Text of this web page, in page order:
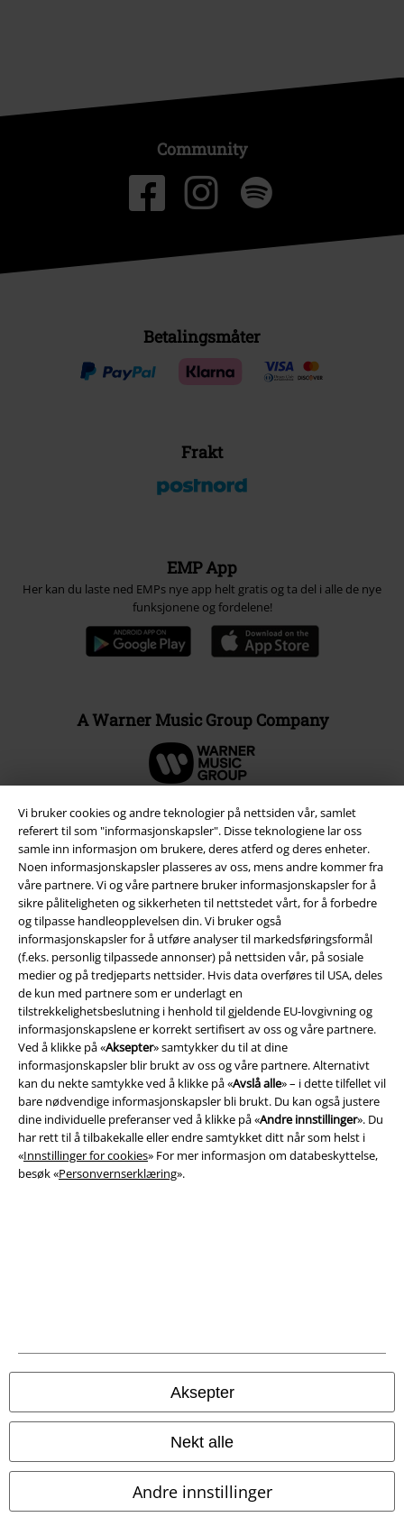
Vi bruker cookies og andre teknologier på nettsiden vår, samlet
referert til som "informasjonskapsler". Disse teknologiene lar oss
samle inn informasjon om brukere, deres atferd og deres enheter.
Noen informasjonskapsler plasseres av oss, mens andre kommer fra
våre partnere. Vi og våre partnere bruker informasjonskapsler for å
sikre påliteligheten og sikkerheten til nettstedet vårt, for å forbedre
og tilpasse handleopplevelsen din. Vi bruker også
informasjonskapsler for å utføre analyser til markedsføringsformål
(f.eks. personlig tilpassede annonser) på nettsiden vår, på sosiale
medier og på tredjeparts nettsider. Hvis data overføres til USA, deles
de kun med partnere som er underlagt en
tilstrekkelighetsbeslutning i henhold til gjeldende EU-lovgivning og
informasjonskapslene er korrekt sertifisert av oss og våre partnere.
Ved å klikke på «Aksepter» samtykker du til at dine
informasjonskapsler blir brukt av oss og våre partnere. Alternativt
kan du nekte samtykke ved å klikke på «Avslå alle» – i dette tilfellet vil
bare nødvendige informasjonskapsler bli brukt. Du kan også justere
dine individuelle preferanser ved å klikke på «Andre innstillinger». Du
har rett til å tilbakekalle eller endre samtykket ditt når som helst i
«Innstillinger for cookies» For mer informasjon om databeskyttelse,
besøk «Personvernserklæring».
Aksepter
Nekt alle
Andre innstillinger
Community
Betalingsmåter
Frakt
EMP App
Her kan du laste ned EMPs nye app helt gratis og ta del i alle de nye
funksjonene og fordelene!
A Warner Music Group Company
Juridisk informasjon/Vilkår
Vilkår
Impressum
Konfidensialitetserklæring
Avfallshåndtering og miljøbeskyttelse
Samsvarserklæring
EMP Online Shops